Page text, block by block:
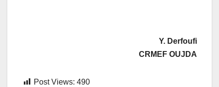
Y. Derfoufi
CRMEF OUJDA
Post Views: 490